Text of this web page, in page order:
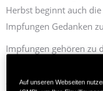
Herbst beginnt auch
Impfungen Gedanken
Impfungen gehören zu
Maßnahmen, um
So bieten sie zum
Auf unseren Webseiten